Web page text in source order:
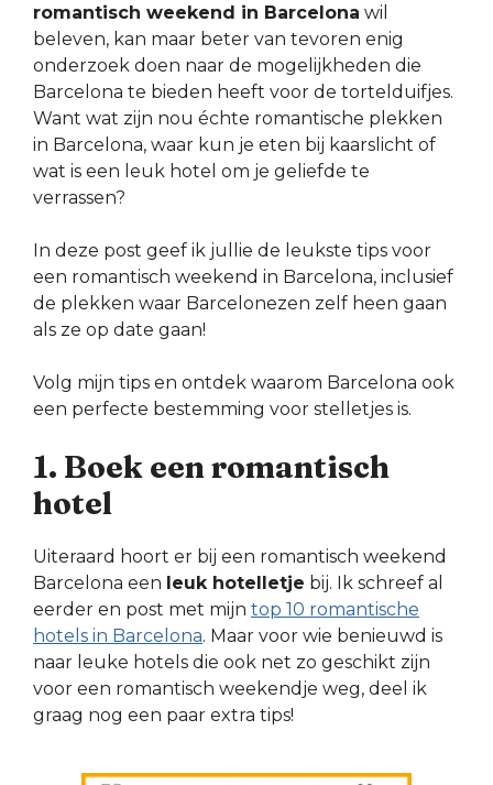
romantisch weekend in Barcelona wil
beleven, kan maar beter van tevoren enig
onderzoek doen naar de mogelijkheden die
Barcelona te bieden heeft voor de tortelduifjes.
Want wat zijn nou échte romantische plekken
in Barcelona, waar kun je eten bij kaarslicht of
wat is een leuk hotel om je geliefde te
verrassen?
In deze post geef ik jullie de leukste tips voor
een romantisch weekend in Barcelona, inclusief
de plekken waar Barcelonezen zelf heen gaan
als ze op date gaan!
Volg mijn tips en ontdek waarom Barcelona ook
een perfecte bestemming voor stelletjes is.
1. Boek een romantisch
hotel
Uiteraard hoort er bij een romantisch weekend
Barcelona een leuk hotelletje bij. Ik schreef al
eerder en post met mijn top 10 romantische
hotels in Barcelona. Maar voor wie benieuwd is
naar leuke hotels die ook net zo geschikt zijn
voor een romantisch weekendje weg, deel ik
graag nog een paar extra tips!